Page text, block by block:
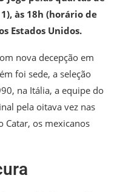
às 18h (horário de
Estados Unidos.
nova decepção em
foi sede, a seleção
na Itália, a equipe do
pela oitava vez nas
Catar, os mexicanos